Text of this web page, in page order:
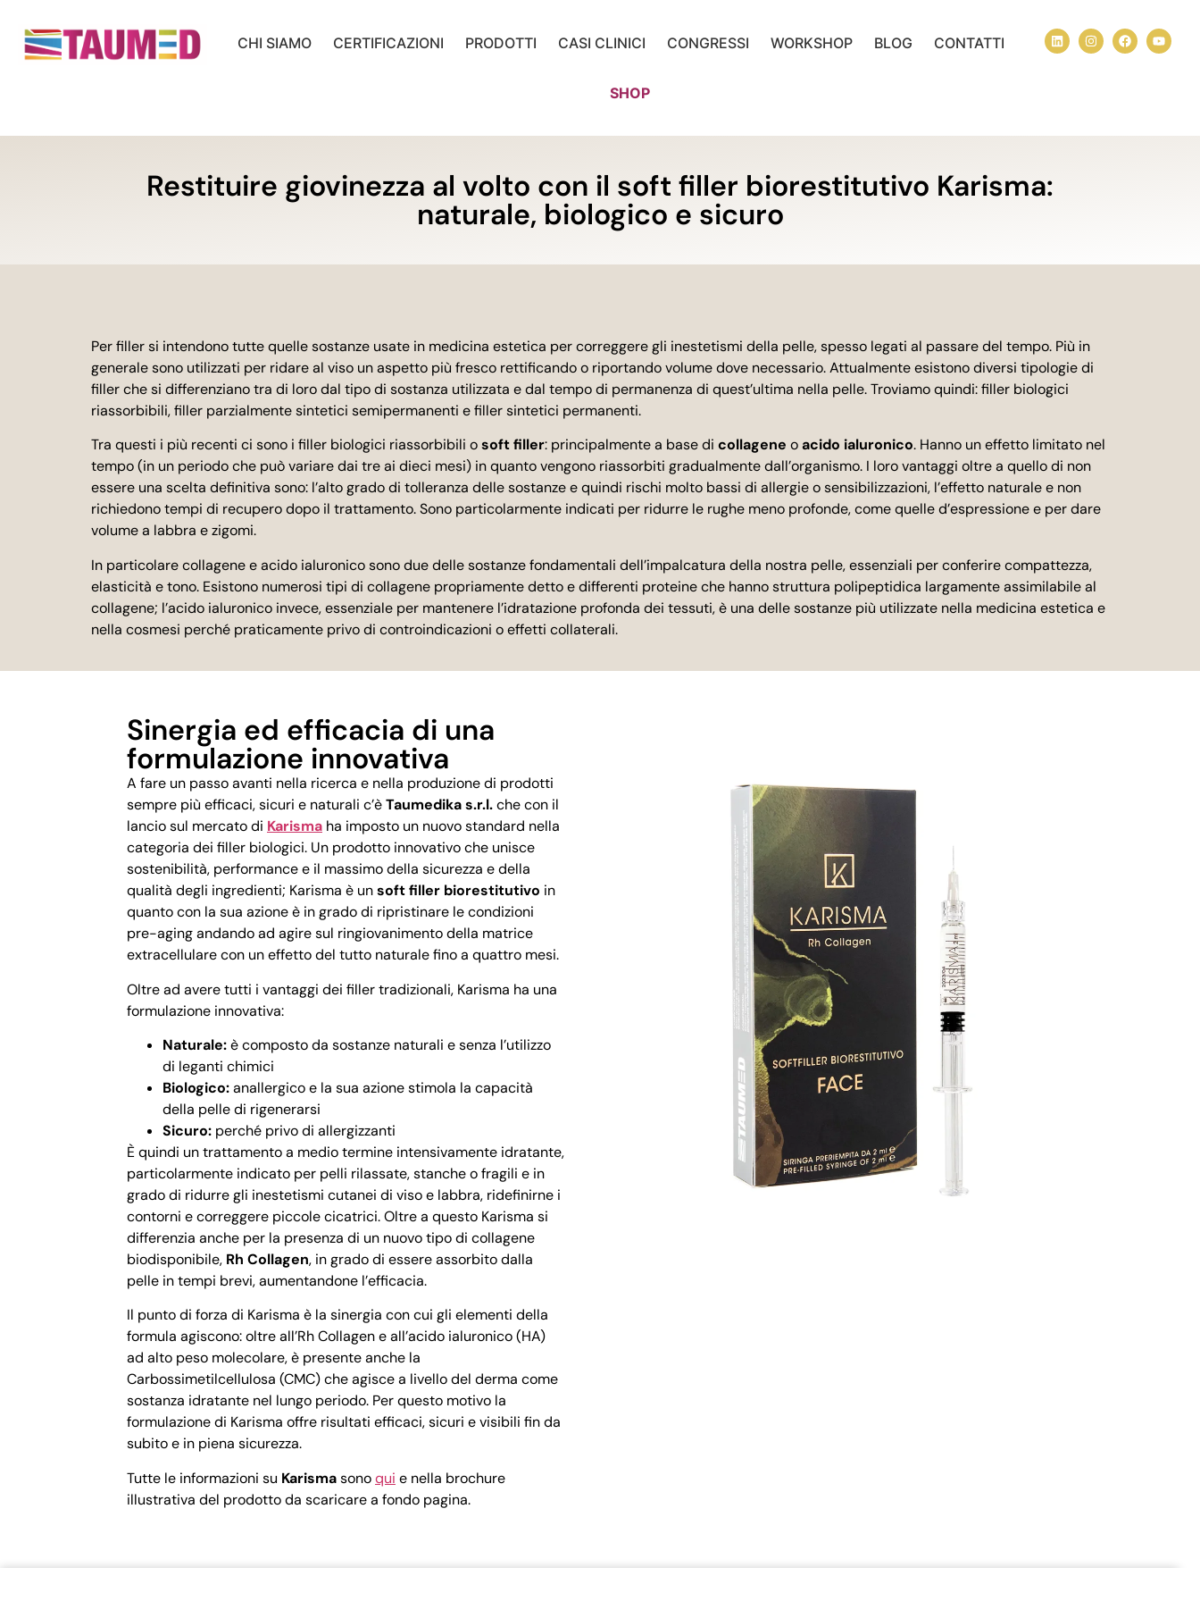
CHI SIAMO CERTIFICAZIONI PRODOTTI CASI CLINICI CONGRESSI WORKSHOP BLOG CONTATTI
SHOP
Restituire giovinezza al volto con il soft filler biorestitutivo Karisma:
naturale, biologico e sicuro
Per filler si intendono tutte quelle sostanze usate in medicina estetica per correggere gli inestetismi della pelle, spesso legati al passare del tempo. Più in
generale sono utilizzati per ridare al viso un aspetto più fresco rettificando o riportando volume dove necessario. Attualmente esistono diversi tipologie di
filler che si differenziano tra di loro dal tipo di sostanza utilizzata e dal tempo di permanenza di quest’ultima nella pelle. Troviamo quindi: filler biologici
riassorbibili, filler parzialmente sintetici semipermanenti e filler sintetici permanenti.
Tra questi i più recenti ci sono i filler biologici riassorbibili osoft filler: principalmente a base di collagene oacido ialuronico. Hanno un effetto limitato nel
tempo (in un periodo che può variare dai tre ai dieci mesi) in quanto vengono riassorbiti gradualmente dall’organismo. I loro vantaggi oltre a quello di non
essere una scelta definitiva sono: l’alto grado di tolleranza delle sostanze e quindi rischi molto bassi di allergie o sensibilizzazioni, l’effetto naturale e non
richiedono tempi di recupero dopo il trattamento. Sono particolarmente indicati per ridurre le rughe meno profonde, come quelle d’espressione e per dare
volume a labbra e zigomi.
In particolare collagene e acido ialuronico sono due delle sostanze fondamentali dell’impalcatura della nostra pelle, essenziali per conferire compattezza,
elasticità e tono. Esistono numerosi tipi di collagene propriamente detto e differenti proteine che hanno struttura polipeptidica largamente assimilabile al
collagene; l’acido ialuronico invece, essenziale per mantenere l’idratazione profonda dei tessuti, è una delle sostanze più utilizzate nella medicina estetica e
nella cosmesi perché praticamente privo di controindicazioni o effetti collaterali.
Sinergia ed efficacia di una
formulazione innovativa
A fare un passo avanti nella ricerca e nella produzione di prodotti
sempre più efficaci, sicuri e naturali c’èTaumedika s.r.l.che con il
lancio sul mercato di Karisma ha imposto un nuovo standard nella
categoria dei filler biologici. Un prodotto innovativo che unisce
sostenibilità, performance e il massimo della sicurezza e della
qualità degli ingredienti; Karisma è unsoftfiller biorestitutivo in
quanto con la sua azione è in grado di ripristinare le condizioni
pre-aging andando ad agire sul ringiovanimento della matrice
extracellulare con un effetto del tutto naturale fino a quattro mesi.
Oltre ad avere tutti i vantaggi dei filler tradizionali, Karisma ha una
formulazione innovativa:
Naturale:è composto da sostanze naturali e senza l’utilizzo
di leganti chimici
Biologico:anallergico e la sua azione stimola la capacità
della pelle di rigenerarsi
Sicuro: perché privo di allergizzanti
È quindi un trattamento a medio termine intensivamente idratante,
particolarmente indicato per pelli rilassate, stanche o fragili e in
grado di ridurre gli inestetismi cutanei di viso e labbra, ridefinirne i
contorni e correggere piccole cicatrici. Oltre a questo Karisma si
differenzia anche per la presenza di un nuovo tipo di collagene
biodisponibile, Rh Collagen, in grado di essere assorbito dalla
pelle in tempi brevi, aumentandone l’efficacia.
Il punto di forza di Karisma è la sinergia con cui gli elementi della
formula agiscono: oltre all’Rh Collagen e all’acido ialuronico (HA)
ad alto peso molecolare, è presente anche la
Carbossimetilcellulosa (CMC) che agisce a livello del derma come
sostanza idratante nel lungo periodo. Per questo motivo la
formulazione di Karisma offre risultati efficaci, sicuri e visibili fin da
subito e in piena sicurezza.
Tutte le informazioni su Karismasonoqui e nella brochure
illustrativa del prodotto da scaricare a fondo pagina.